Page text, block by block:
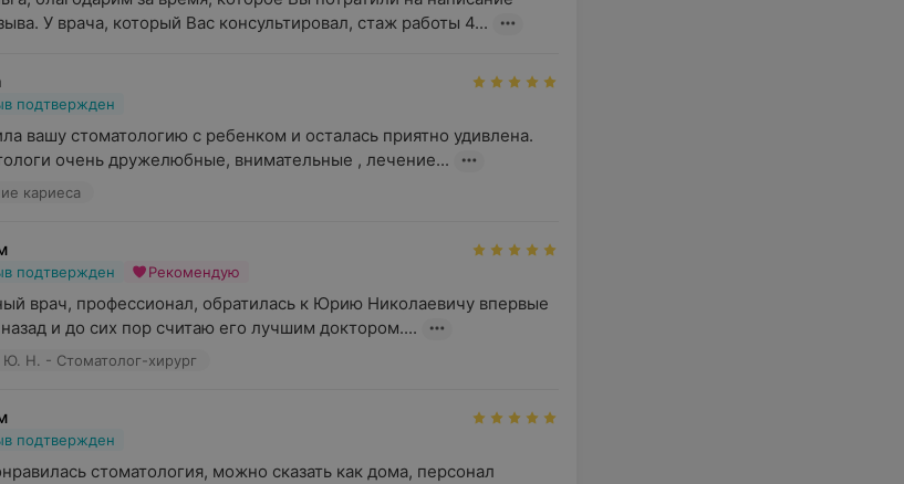
У врача, который Вас консультировал, стаж работы 4...
подтвержден
вашу стоматологию с ребенком и осталась приятно удивлена.
очень дружелюбные, внимательные , лечение...
кариеса
подтвержден Рекомендую
врач, профессионал, обратилась к Юрию Николаевичу впервые
и до сих пор считаю его лучшим доктором....
Ю. Н. - Стоматолог-хирург
подтвержден
стоматология, можно сказать как дома, персонал